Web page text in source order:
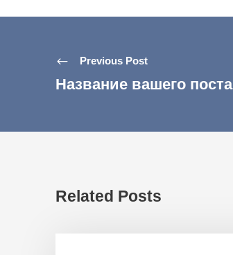
Previous Post
Название вашего поста
Related Posts